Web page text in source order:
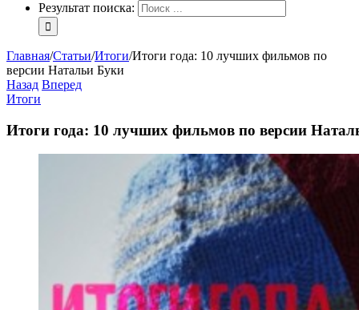
Результат поиска:
Главная/Статьи/Итоги/Итоги года: 10 лучших фильмов по
версии Натальи Буки
Назад Вперед
Итоги
Итоги года: 10 лучших фильмов по версии